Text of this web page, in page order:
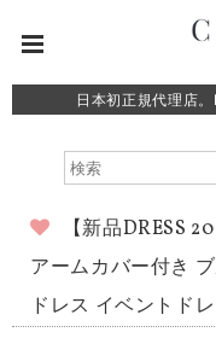
日本初正規代理店
【新品DRESS
アームカバー付き
ドレス イベントド